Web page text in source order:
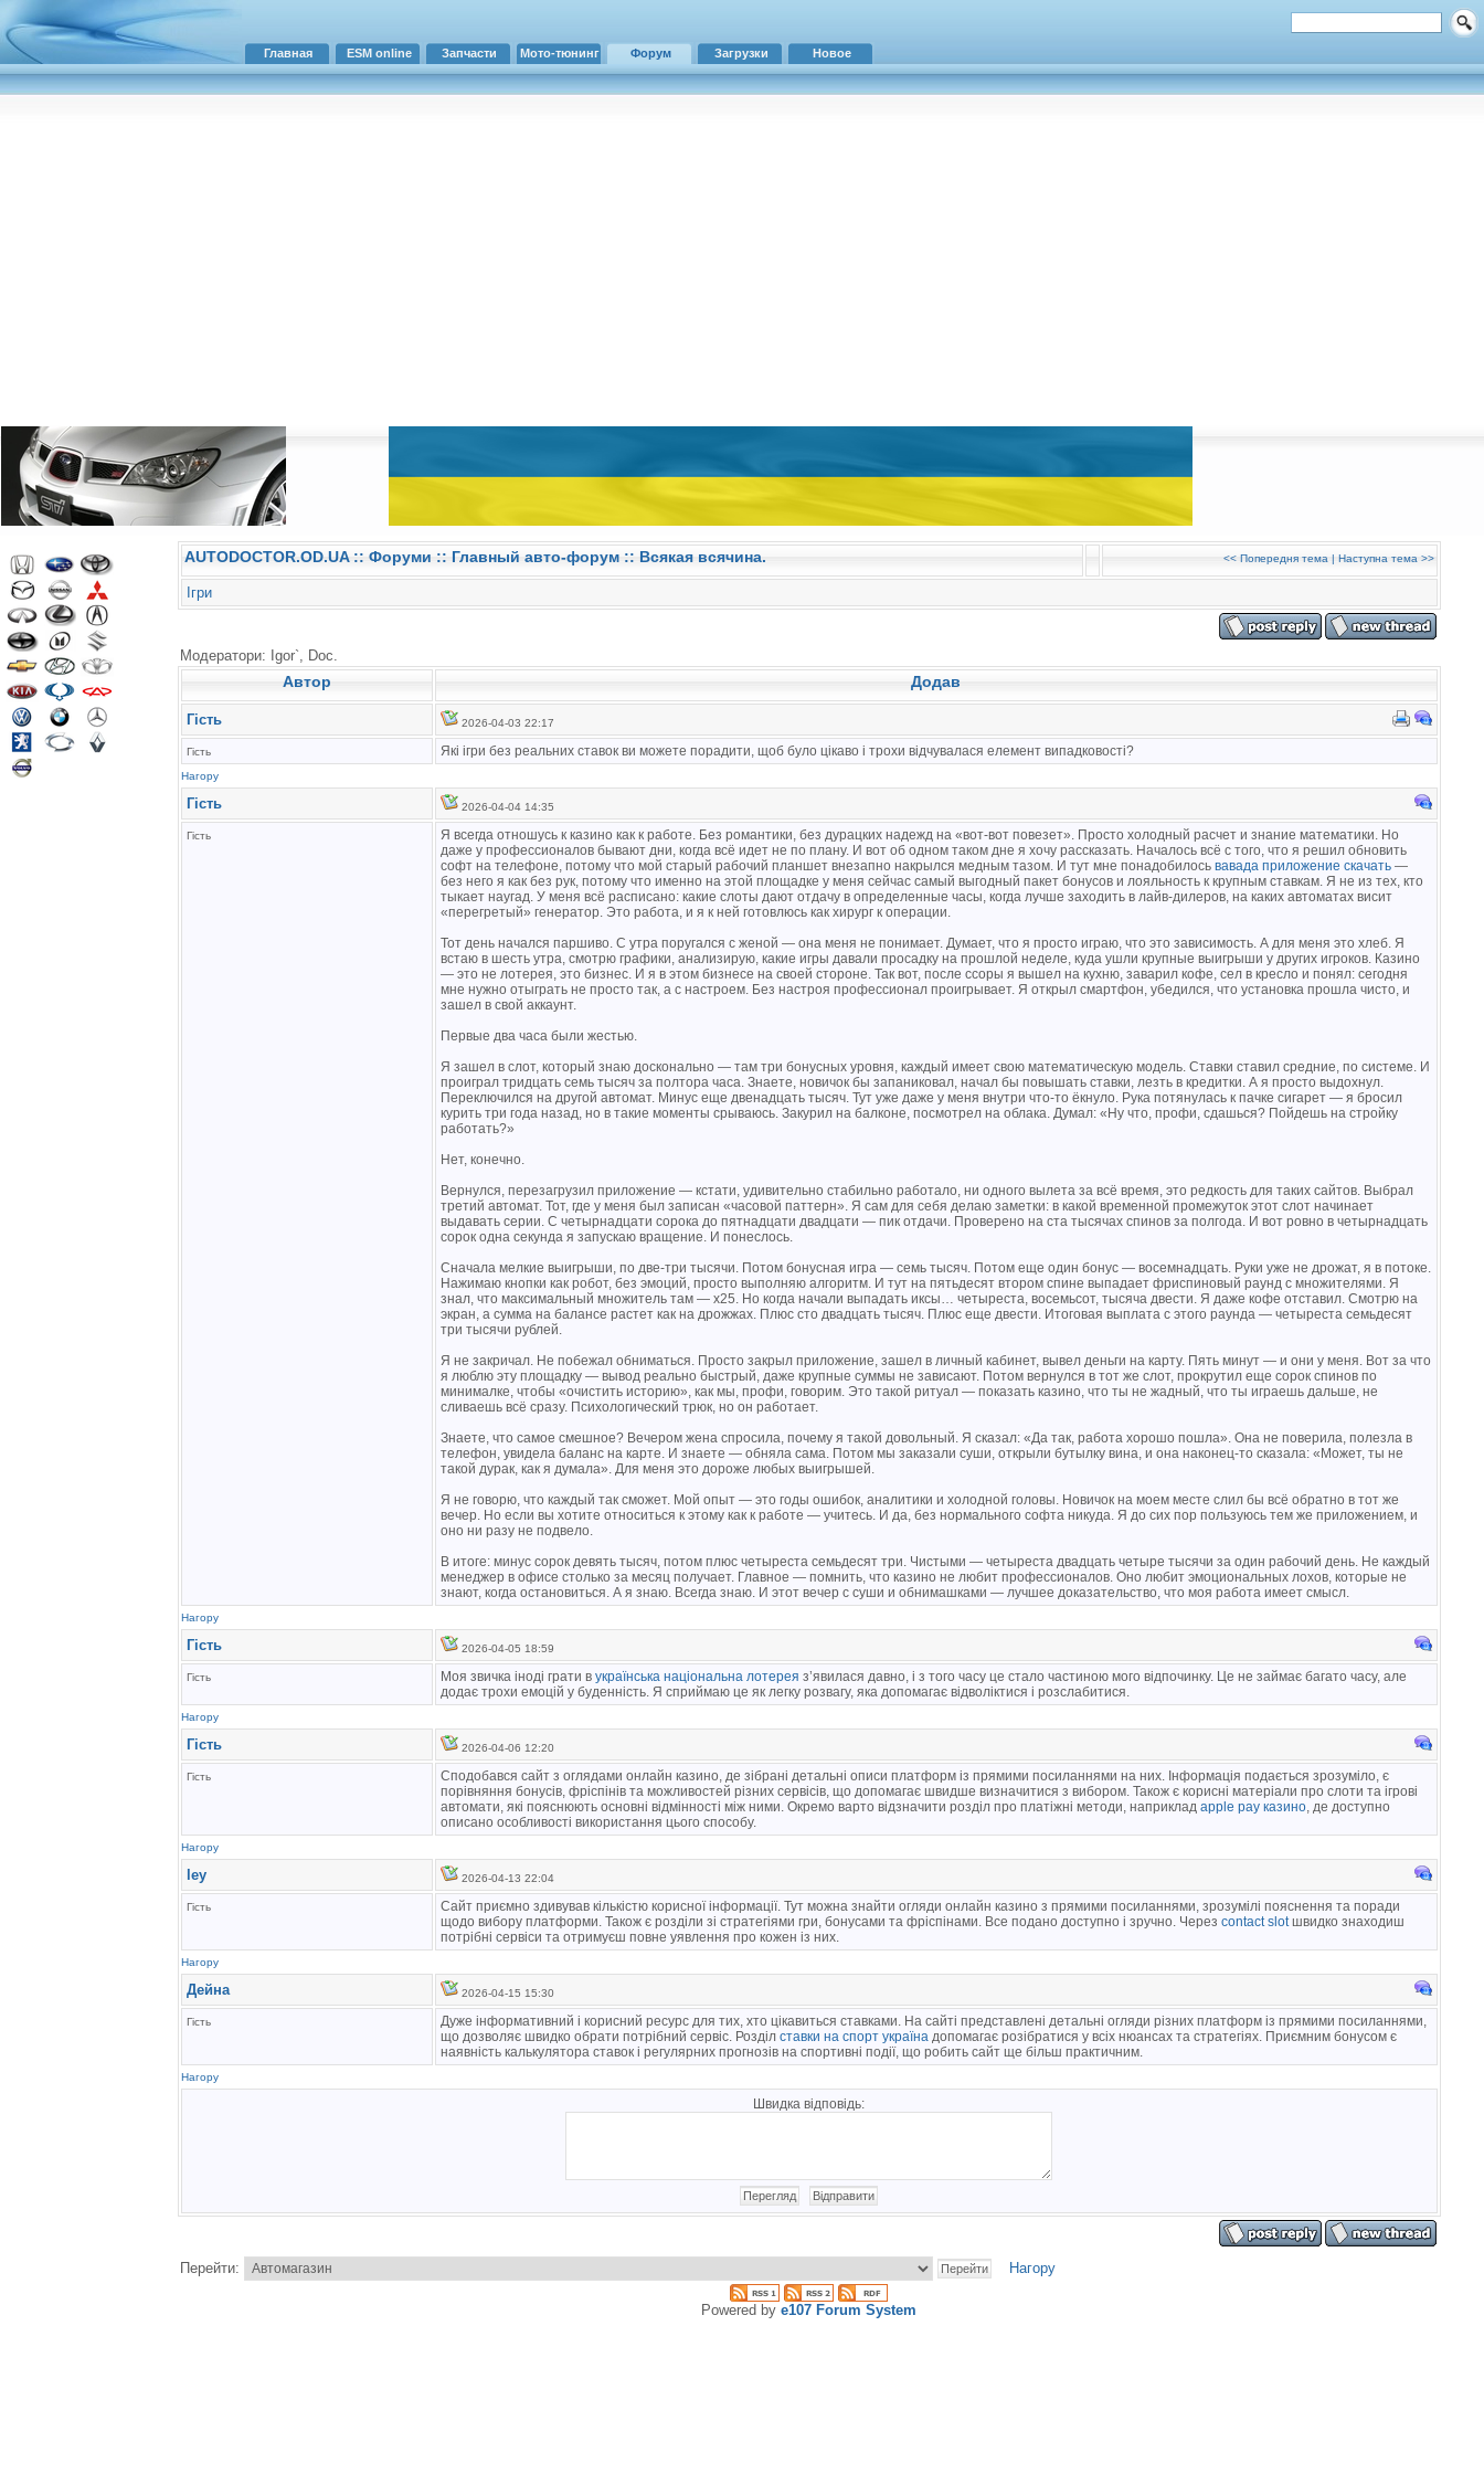
Главная ESM online Запчасти Мото-тюнинг Форум Загрузки Новое
AUTODOCTOR.OD.UA:: Форуми :: Главный авто-форум :: Всякая всячина. << Попередня тема | Наступна тема >>
Ігри
Модератори: Igor`, Doc.
Автор Додав
Гість 2026-04-03 22:17
Гість Які ігри без реальних ставок ви можете порадити, щоб було цікаво і трохи відчувалася елемент випадковості?
Нагору
Гість 2026-04-04 14:35
Гість
Я всегда отношусь к казино как к работе. Без романтики, без дурацких надежд на «вот-вот повезет». Просто холодный расчет и знание математики. Но
даже у профессионалов бывают дни, когда всё идет не по плану. И вот об одном таком дне я хочу рассказать. Началось всё с того, что я решил обновить
софт на телефоне, потому что мой старый рабочий планшет внезапно накрылся медным тазом. И тут мне понадобилось вавада приложение скачать—
без него я как без рук, потому что именно на этой площадке у меня сейчас самый выгодный пакет бонусов и лояльность к крупным ставкам. Я не из тех, кто
тыкает наугад. У меня всё расписано: какие слоты дают отдачу в определенные часы, когда лучше заходить в лайв-дилеров, на каких автоматах висит
«перегретый» генератор. Это работа, и я к ней готовлюсь как хирург к операции.
Тот день начался паршиво. С утра поругался с женой — она меня не понимает. Думает, что я просто играю, что это зависимость. А для меня это хлеб. Я
встаю в шесть утра, смотрю графики, анализирую, какие игры давали просадку на прошлой неделе, куда ушли крупные выигрыши у других игроков. Казино
— это не лотерея, это бизнес. И я в этом бизнесе на своей стороне. Так вот, после ссоры я вышел на кухню, заварил кофе, сел в кресло и понял: сегодня
мне нужно отыграть не просто так, а с настроем. Без настроя профессионал проигрывает. Я открыл смартфон, убедился, что установка прошла чисто, и
зашел в свой аккаунт.
Первые два часа были жестью.
Я зашел в слот, который знаю досконально — там три бонусных уровня, каждый имеет свою математическую модель. Ставки ставил средние, по системе. И
проиграл тридцать семь тысяч за полтора часа. Знаете, новичок бы запаниковал, начал бы повышать ставки, лезть в кредитки. А я просто выдохнул.
Переключился на другой автомат. Минус еще двенадцать тысяч. Тут уже даже у меня внутри что-то ёкнуло. Рука потянулась к пачке сигарет — я бросил
курить три года назад, но в такие моменты срываюсь. Закурил на балконе, посмотрел на облака. Думал: «Ну что, профи, сдашься? Пойдешь на стройку
работать?»
Нет, конечно.
Вернулся, перезагрузил приложение — кстати, удивительно стабильно работало, ни одного вылета за всё время, это редкость для таких сайтов. Выбрал
третий автомат. Тот, где у меня был записан «часовой паттерн». Я сам для себя делаю заметки: в какой временной промежуток этот слот начинает
выдавать серии. С четырнадцати сорока до пятнадцати двадцати — пик отдачи. Проверено на ста тысячах спинов за полгода. И вот ровно в четырнадцать
сорок одна секунда я запускаю вращение. И понеслось.
Сначала мелкие выигрыши, по две-три тысячи. Потом бонусная игра — семь тысяч. Потом еще один бонус — восемнадцать. Руки уже не дрожат, я в потоке.
Нажимаю кнопки как робот, без эмоций, просто выполняю алгоритм. И тут на пятьдесят втором спине выпадает фриспиновый раунд с множителями. Я
знал, что максимальный множитель там — х25. Но когда начали выпадать иксы… четыреста, восемьсот, тысяча двести. Я даже кофе отставил. Смотрю на
экран, а сумма на балансе растет как на дрожжах. Плюс сто двадцать тысяч. Плюс еще двести. Итоговая выплата с этого раунда — четыреста семьдесят
три тысячи рублей.
Я не закричал. Не побежал обниматься. Просто закрыл приложение, зашел в личный кабинет, вывел деньги на карту. Пять минут — и они у меня. Вот за что
я люблю эту площадку — вывод реально быстрый, даже крупные суммы не зависают. Потом вернулся в тот же слот, прокрутил еще сорок спинов по
минималке, чтобы «очистить историю», как мы, профи, говорим. Это такой ритуал — показать казино, что ты не жадный, что ты играешь дальше, не
сливаешь всё сразу. Психологический трюк, но он работает.
Знаете, что самое смешное? Вечером жена спросила, почему я такой довольный. Я сказал: «Да так, работа хорошо пошла». Она не поверила, полезла в
телефон, увидела баланс на карте. И знаете — обняла сама. Потом мы заказали суши, открыли бутылку вина, и она наконец-то сказала: «Может, ты не
такой дурак, как я думала». Для меня это дороже любых выигрышей.
Я не говорю, что каждый так сможет. Мой опыт — это годы ошибок, аналитики и холодной головы. Новичок на моем месте слил бы всё обратно в тот же
вечер. Но если вы хотите относиться к этому как к работе — учитесь. И да, без нормального софта никуда. Я до сих пор пользуюсь тем же приложением, и
оно ни разу не подвело.
В итоге: минус сорок девять тысяч, потом плюс четыреста семьдесят три. Чистыми — четыреста двадцать четыре тысячи за один рабочий день. Не каждый
менеджер в офисе столько за месяц получает. Главное — помнить, что казино не любит профессионалов. Оно любит эмоциональных лохов, которые не
знают, когда остановиться. А я знаю. Всегда знаю. И этот вечер с суши и обнимашками — лучшее доказательство, что моя работа имеет смысл.
Нагору
Гість 2026-04-05 18:59
Гість Моя звичка іноді грати в українська національна лотерея з’явилася давно, і з того часу це стало частиною мого відпочинку. Це не займає багато часу, але
додає трохи емоцій у буденність. Я сприймаю це як легку розвагу, яка допомагає відволіктися і розслабитися.
Нагору
Гість 2026-04-06 12:20
Гість
Сподобався сайт з оглядами онлайн казино, де зібрані детальні описи платформ із прямими посиланнями на них. Інформація подається зрозуміло, є
порівняння бонусів, фріспінів та можливостей різних сервісів, що допомагає швидше визначитися з вибором. Також є корисні матеріали про слоти та ігрові
автомати, які пояснюють основні відмінності між ними. Окремо варто відзначити розділ про платіжні методи, наприклад apple pay казино, де доступно
описано особливості використання цього способу.
Нагору
ley 2026-04-13 22:04
Гість
Сайт приємно здивував кількістю корисної інформації. Тут можна знайти огляди онлайн казино з прямими посиланнями, зрозумілі пояснення та поради
щодо вибору платформи. Також є розділи зі стратегіями гри, бонусами та фріспінами. Все подано доступно і зручно. Через contact slotшвидко знаходиш
потрібні сервіси та отримуєш повне уявлення про кожен із них.
Нагору
Дейна 2026-04-15 15:30
Гість
Дуже інформативний і корисний ресурс для тих, хто цікавиться ставками. На сайті представлені детальні огляди різних платформ із прямими посиланнями,
що дозволяє швидко обрати потрібний сервіс. Розділ ставки на спорт українадопомагає розібратися у всіх нюансах та стратегіях. Приємним бонусом є
наявність калькулятора ставок і регулярних прогнозів на спортивні події, що робить сайт ще більш практичним.
Нагору
Швидка відповідь:
Перейти: Нагору
Powered by e107 Forum System